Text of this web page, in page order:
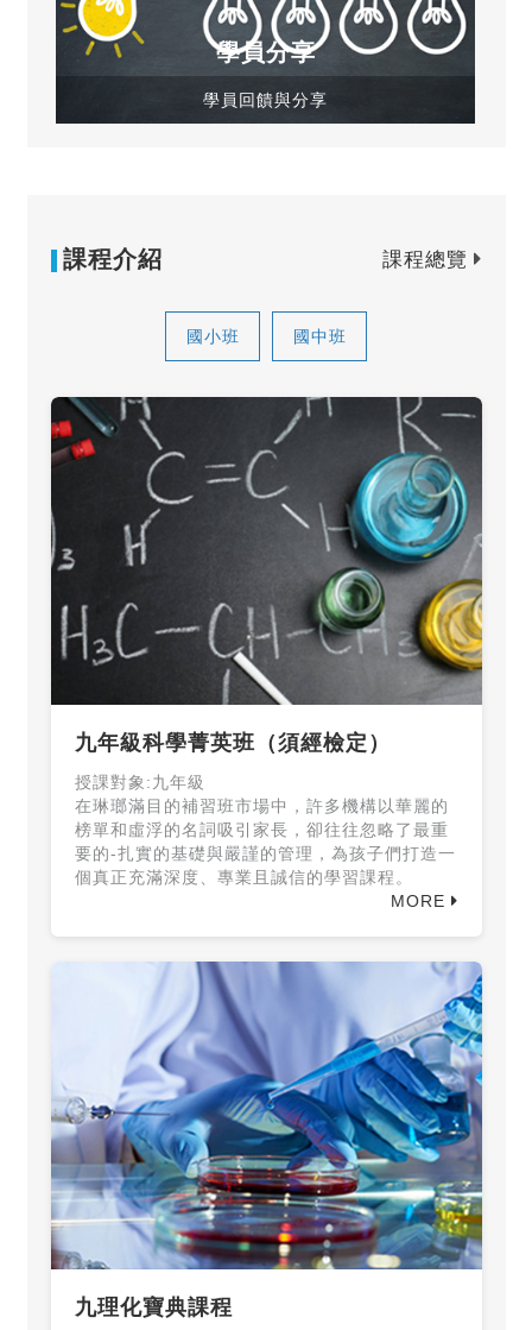
學員分享
學員回饋與分享
課程介紹 課程總覽
國小班 國中班
九年級科學菁英班（須經檢定）
授課對象:九年級
在琳瑯滿目的補習班市場中，許多機構以華麗的
榜單和虛浮的名詞吸引家長，卻往往忽略了最重
要的-扎實的基礎與嚴謹的管理，為孩子們打造一
個真正充滿深度、專業且誠信的學習課程。
MORE
九理化寶典課程